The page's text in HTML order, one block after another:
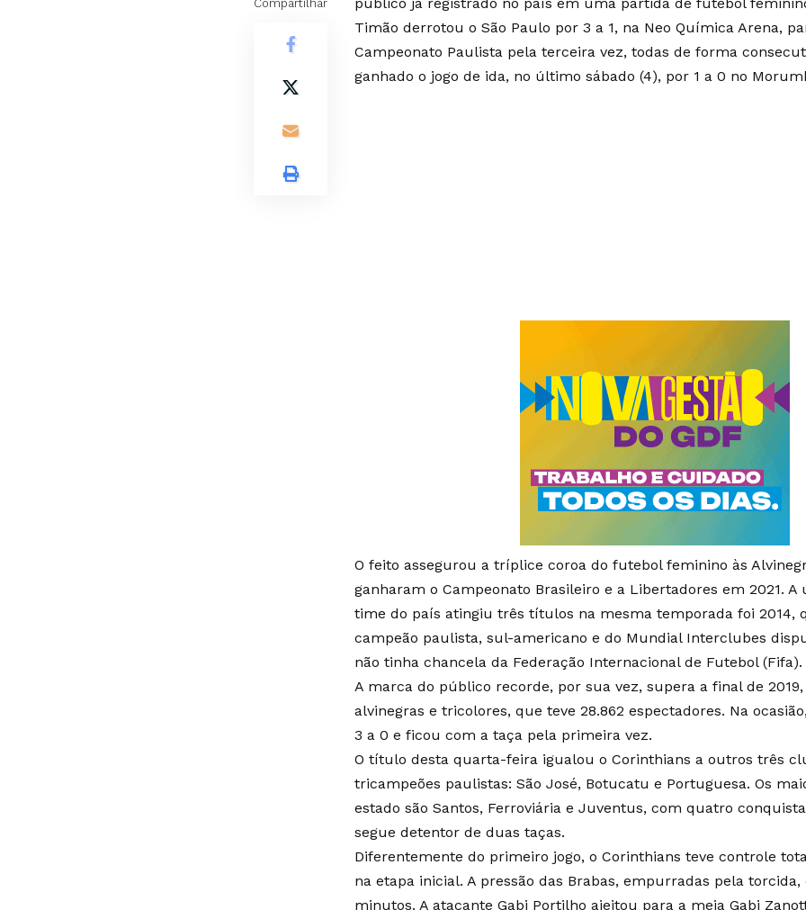
Compartilhar
Timão derrotou o São Paulo por 3 a 1, na Neo Química Arena,
Campeonato Paulista pela terceira vez, todas de forma
ganhado o jogo de ida, no último sábado (4), por 1 a 0 no
O feito assegurou a tríplice coroa do futebol feminino às
ganharam o Campeonato Brasileiro e a Libertadores em 2021.
time do país atingiu três títulos na mesma temporada foi 2014,
campeão paulista, sul-americano e do Mundial Interclubes
não tinha chancela da Federação Internacional de Futebol (Fifa).
A marca do público recorde, por sua vez, supera a final de
alvinegras e tricolores, que teve 28.862 espectadores. Na
3 a 0 e ficou com a taça pela primeira vez.
O título desta quarta-feira igualou o Corinthians a outros três
tricampeões paulistas: São José, Botucatu e Portuguesa. Os
estado são Santos, Ferroviária e Juventus, com quatro
segue detentor de duas taças.
Diferentemente do primeiro jogo, o Corinthians teve controle
na etapa inicial. A pressão das Brabas, empurradas pela
minutos. A atacante Gabi Portilho ajeitou para a meia Gabi